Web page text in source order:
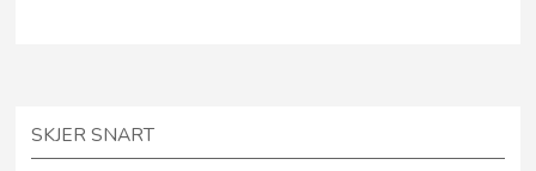
SKJER SNART